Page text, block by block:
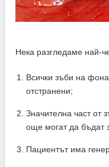
Нека разгледаме най-
Всички зъби на
отстранени;
Значителна част от
още могат да бъдат
Пациентът има